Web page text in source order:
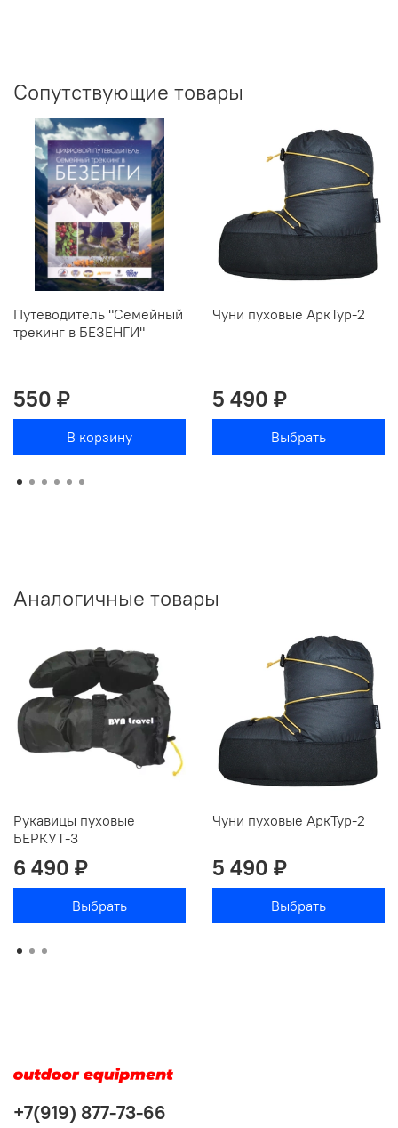
Сопутствующие товары
Путеводитель "Семейный
трекинг в БЕЗЕНГИ"
550 ₽
В корзину
Чуни пуховые АркТур-2
5 490 ₽
Выбрать
Аналогичные товары
Рукавицы пуховые
БЕРКУТ-3
6 490 ₽
Выбрать
Чуни пуховые АркТур-2
5 490 ₽
Выбрать
+7(919) 877-73-66